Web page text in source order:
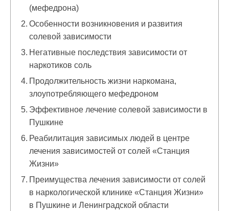
(мефедрона)
Особенности возникновения и развития
солевой зависимости
Негативные последствия зависимости от
наркотиков соль
Продолжительность жизни наркомана,
злоупотребляющего мефедроном
Эффективное лечение солевой зависимости в
Пушкине
Реабилитация зависимых людей в центре
лечения зависимостей от солей «Станция
Жизни»
Преимущества лечения зависимости от солей
в наркологической клинике «Станция Жизни»
в Пушкине и Ленинградской области